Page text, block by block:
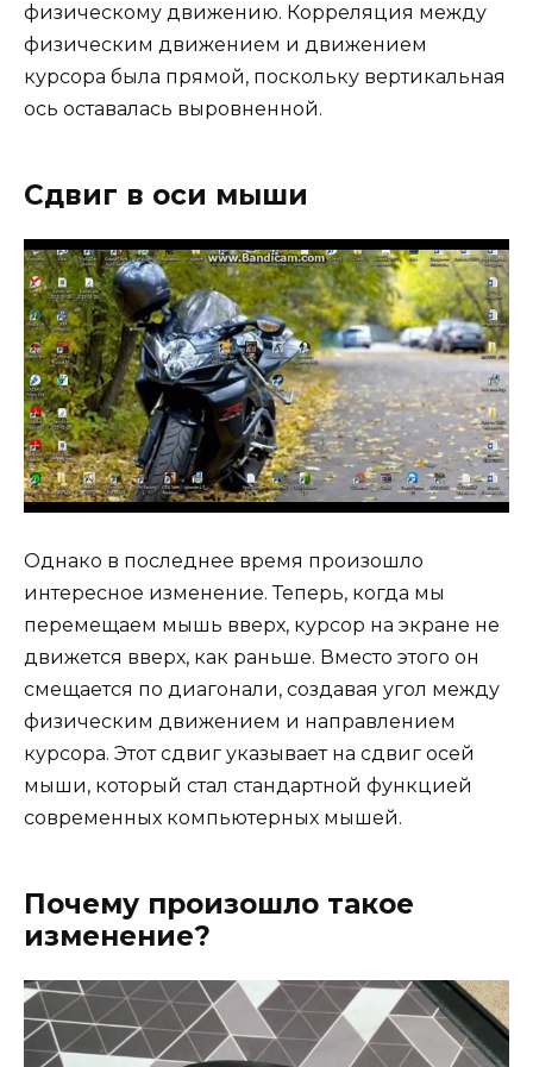
физическому движению. Корреляция между
физическим движением и движением
курсора была прямой, поскольку вертикальная
ось оставалась выровненной.
Сдвиг в оси мыши
Однако в последнее время произошло
интересное изменение. Теперь, когда мы
перемещаем мышь вверх, курсор на экране не
движется вверх, как раньше. Вместо этого он
смещается по диагонали, создавая угол между
физическим движением и направлением
курсора. Этот сдвиг указывает на сдвиг осей
мыши, который стал стандартной функцией
современных компьютерных мышей.
Почему произошло такое
изменение?